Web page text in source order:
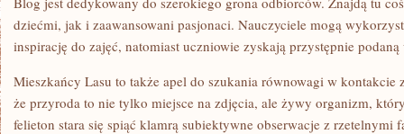
dziećmi, jak i zaawansowani pasjonaci. Nauczyciele mogą
inspirację do zajęć, natomiast uczniowie zyskają przystępnie podaną
Mieszkańcy Lasu to także apel do szukania równowagi w kontakcie
że przyroda to nie tylko miejsce na zdjęcia, ale żywy organizm,
felieton stara się spiąć klamrą subiektywne obserwacje z rzetelnymi